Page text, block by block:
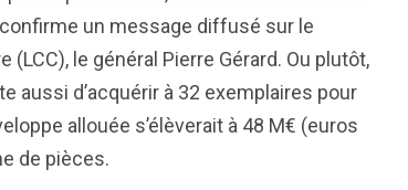
un message diffusé sur le
le général Pierre Gérard. Ou plutôt,
aussi d’acquérir à 32 exemplaires pour
allouée s’élèverait à 48 M€ (euros
de pièces.